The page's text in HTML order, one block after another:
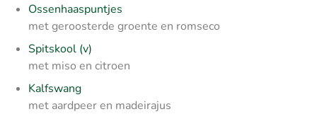
Ossenhaaspuntjes
met geroosterde groente en romseco
Spitskool (v)
met miso en citroen
Kalfswang
met aardpeer en madeirajus